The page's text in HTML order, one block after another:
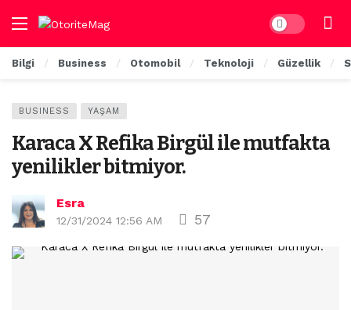
Dark mode
Bilgi Business Otomobil Teknoloji Güzellik
BUSINESS YAŞAM
Karaca X Refika Birgül ile mutfakta
yenilikler bitmiyor.
Esra
12/31/2024 12:56 AM 57